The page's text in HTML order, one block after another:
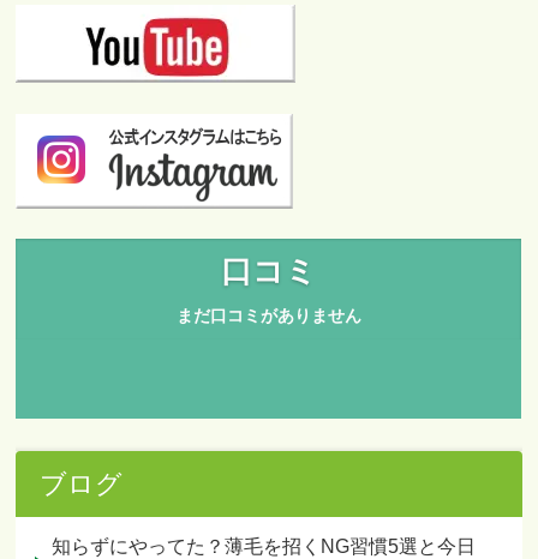
ブログ
知らずにやってた？薄毛を招くNG習慣5選と今日